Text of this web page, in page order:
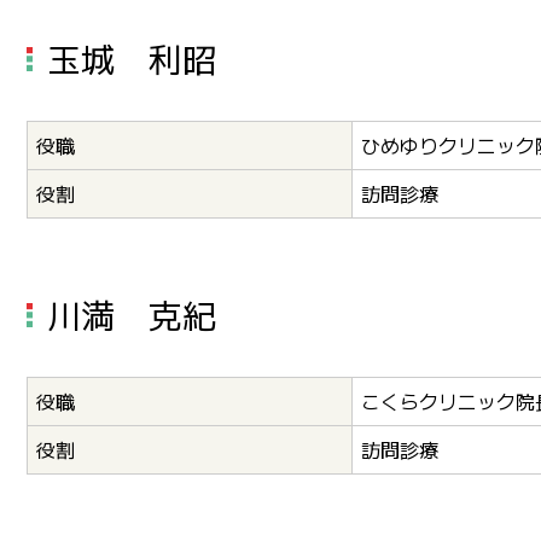
玉城 利昭
役職
ひめゆりクリニック
役割
訪問診療
川満 克紀
役職
こくらクリニック院
役割
訪問診療